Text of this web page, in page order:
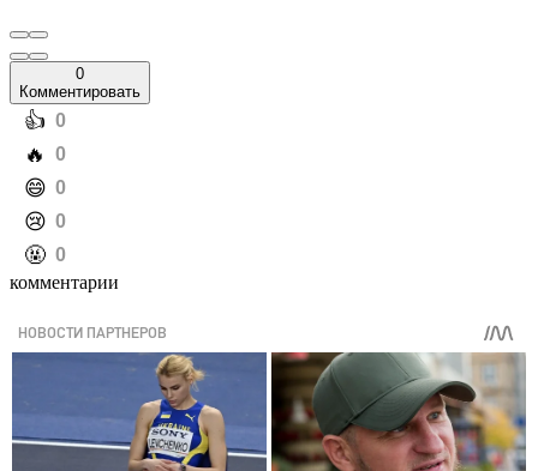
0
Комментировать
️👍 0
️🔥 0
️😄 0
️😢 0
️🤬 0
комментарии